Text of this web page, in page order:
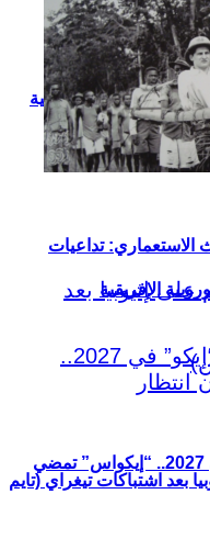
التنمية المحلية
بعد اشتباكات تيغراي (تايم
الاستعماري: تداعيات
الإفريقية
إطلاق العملة الموحدة “إيكو” في 2027.. “إيكواس” تمضي